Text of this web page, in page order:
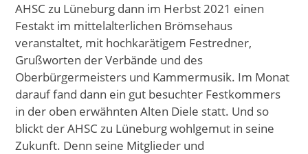
AHSC zu Lüneburg dann im Herbst 2021 einen
Festakt im mittelalterlichen Brömsehaus
veranstaltet, mit hochkarätigem Festredner,
Grußworten der Verbände und des
Oberbürgermeisters und Kammermusik. Im Monat
darauf fand dann ein gut besuchter Festkommers
in der oben erwähnten Alten Diele statt. Und so
blickt der AHSC zu Lüneburg wohlgemut in seine
Zukunft. Denn seine Mitglieder und